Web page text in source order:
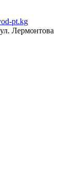
pt.kg
Лермонтова